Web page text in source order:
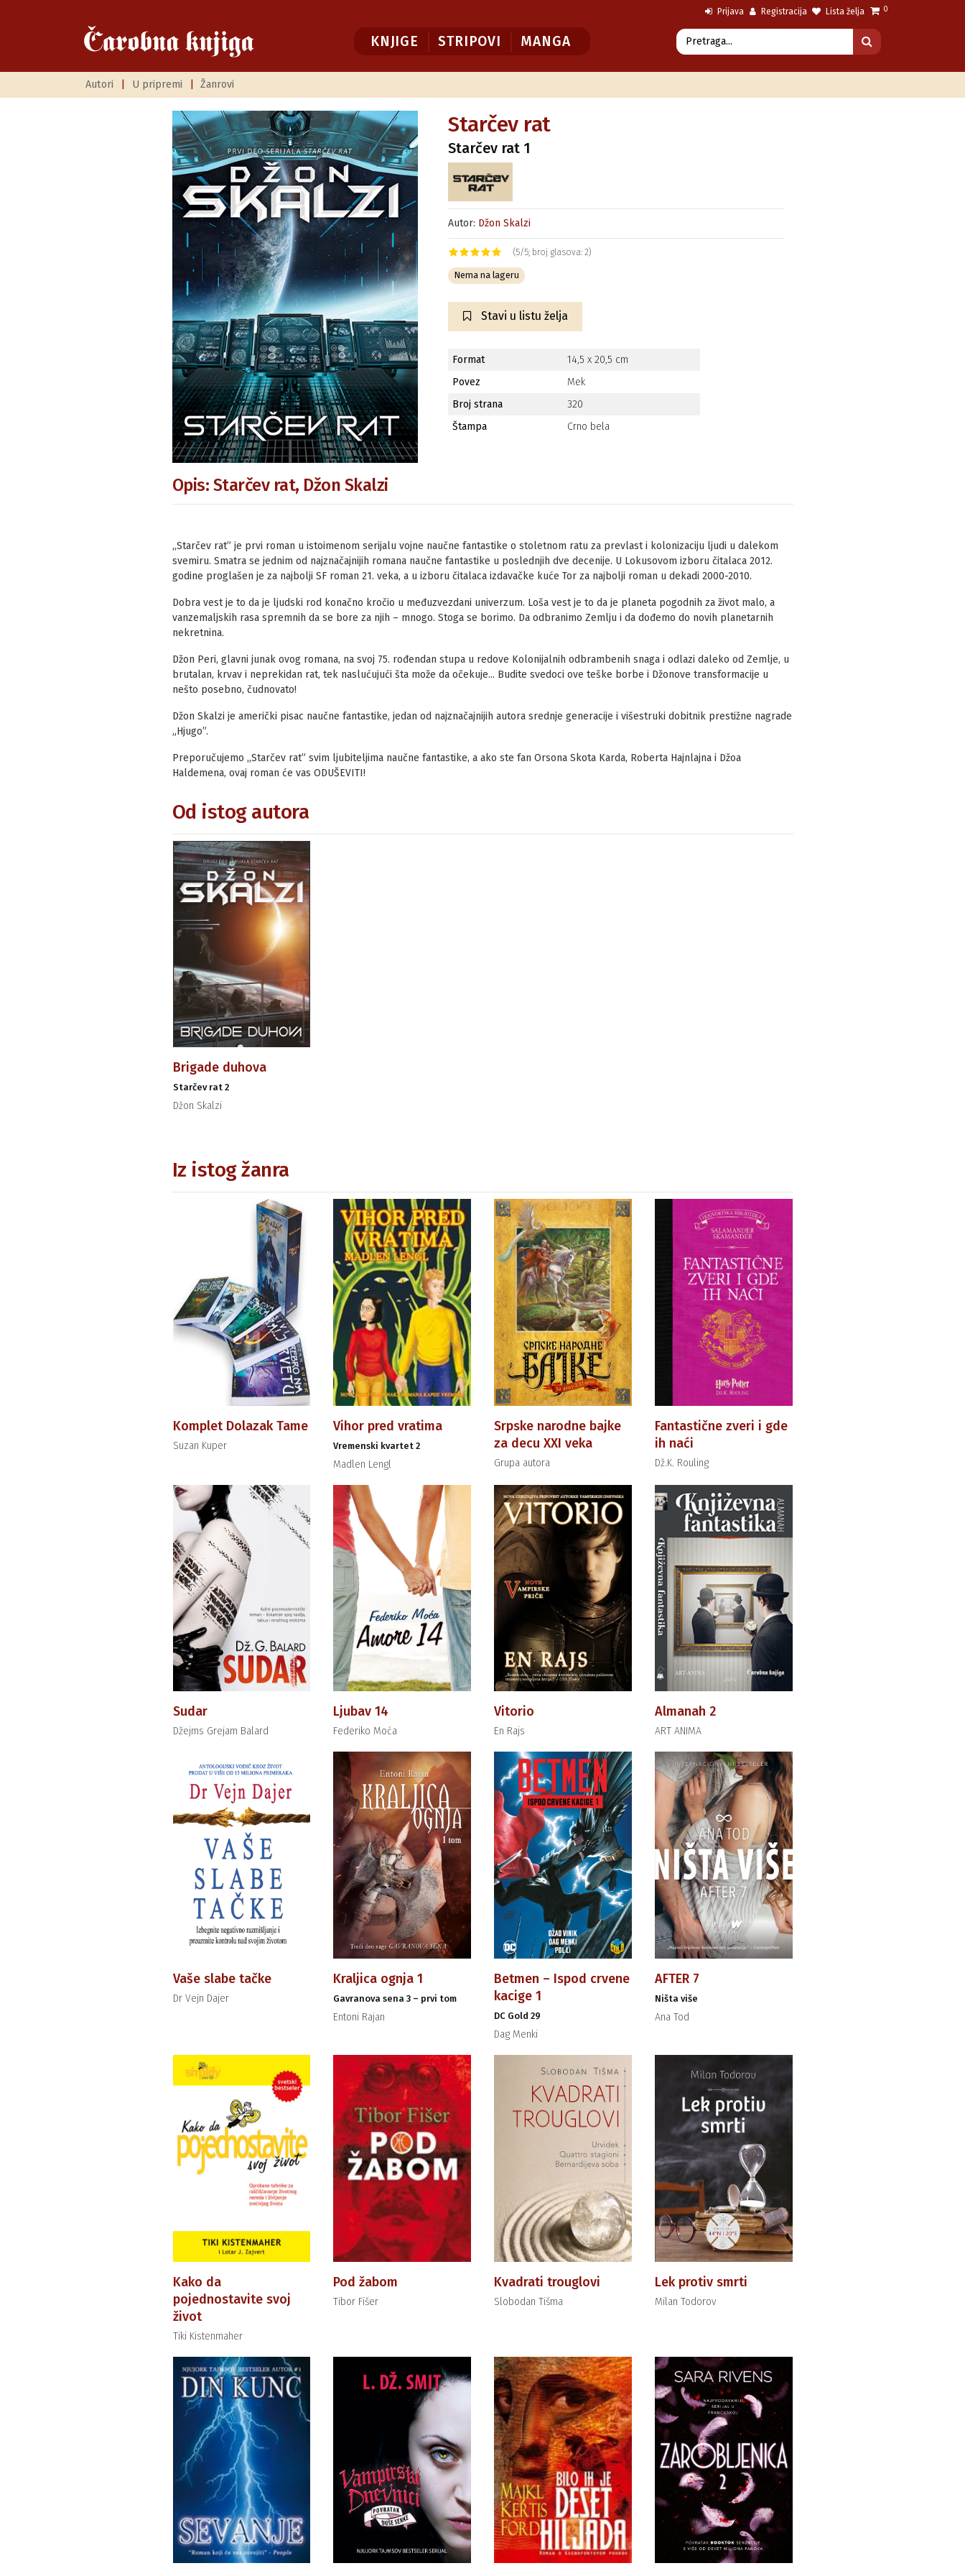
Prijava Registracija Lista želja 0
KNJIGE STRIPOVI MANGA
Autori U pripremi Žanrovi
Starčev rat
Starčev rat 1
Autor: Džon Skalzi
(5/5; broj glasova: 2)
Nema na lageru
Stavi u listu želja
Format
14,5 x 20,5 cm
Povez
Mek
Broj strana
320
Štampa
Crno bela
Opis: Starčev rat, Džon Skalzi
„Starčev rat” je prvi roman u istoimenom serijalu vojne naučne fantastike o stoletnom ratu za prevlast i kolonizaciju ljudi u dalekom
svemiru. Smatra se jednim od najznačajnijih romana naučne fantastike u poslednjih dve decenije. U Lokusovom izboru čitalaca 2012.
godine proglašen je za najbolji SF roman 21. veka, a u izboru čitalaca izdavačke kuće Tor za najbolji roman u dekadi 2000-2010.
Dobra vest je to da je ljudski rod konačno kročio u međuzvezdani univerzum. Loša vest je to da je planeta pogodnih za život malo, a
vanzemaljskih rasa spremnih da se bore za njih – mnogo. Stoga se borimo. Da odbranimo Zemlju i da dođemo do novih planetarnih
nekretnina.
Džon Peri, glavni junak ovog romana, na svoj 75. rođendan stupa u redove Kolonijalnih odbrambenih snaga i odlazi daleko od Zemlje, u
brutalan, krvav i neprekidan rat, tek naslućujući šta može da očekuje... Budite svedoci ove teške borbe i Džonove transformacije u
nešto posebno, čudnovato!
Džon Skalzi je američki pisac naučne fantastike, jedan od najznačajnijih autora srednje generacije i višestruki dobitnik prestižne nagrade
„Hjugo”.
Preporučujemo „Starčev rat” svim ljubiteljima naučne fantastike, a ako ste fan Orsona Skota Karda, Roberta Hajnlajna i Džoa
Haldemena, ovaj roman će vas ODUŠEVITI!
Od istog autora
Brigade duhova
Starčev rat 2
Džon Skalzi
Iz istog žanra
Komplet Dolazak Tame
Suzan Kuper
Vihor pred vratima
Vremenski kvartet 2
Madlen Lengl
Srpske narodne bajke
za decu XXI veka
Grupa autora
Fantastične zveri i gde
ih naći
Dž.K. Rouling
Sudar
Džejms Grejam Balard
Ljubav 14
Federiko Moća
Vitorio
En Rajs
Almanah 2
ART ANIMA
Vaše slabe tačke
Dr Vejn Dajer
Kraljica ognja 1
Gavranova sena 3 – prvi tom
Entoni Rajan
Betmen – Ispod crvene
kacige 1
DC Gold 29
Dag Menki
AFTER 7
Ništa više
Ana Tod
Kako da
pojednostavite svoj
život
Tiki Kistenmaher
Pod žabom
Tibor Fišer
Kvadrati trouglovi
Slobodan Tišma
Lek protiv smrti
Milan Todorov